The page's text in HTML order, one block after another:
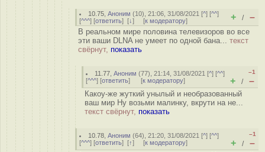
10.75 ,Аноним (10), 21:06, 31/08/2021 [^] [^^]
[^^^] [ответить] [↓] [к модератору] + / –
В реальном мире половина телевизоров во все
эти ваши DLNA не умеет по одной бана... текст
свёрнут, показать
11.77 ,Аноним (77), 21:14, 31/08/2021 [^] [^^]
[^^^] [ответить] [к модератору]
–1
+ / –
Какоу-же жуткий унылый и необразованный
ваш мир Ну возьми малинку, вкрути на не...
текст свёрнут, показать
10.78 ,Аноним (64), 21:20, 31/08/2021 [^] [^^]
[^^^] [ответить] [↑] [к модератору]
–1
+ / –